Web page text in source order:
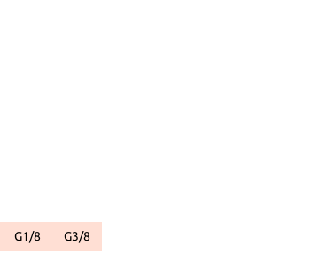
verfügbar.)
zurzeit nicht verfügbar.)
Option ist zurzeit nicht verfügbar.)
G1/8(Diese Option ist zurzeit nicht verfügbar.)
G3/8(Diese Option ist zurzeit nicht verfügbar.)